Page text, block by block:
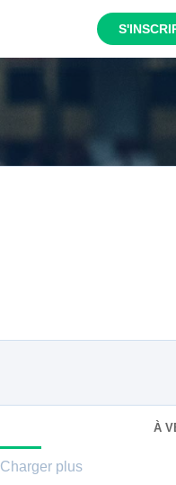
À
Charger plus